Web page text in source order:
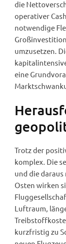
die
operativer
notwendige
umzusetzen.
eine
Trotz der
komplex. Die
und die
Osten wirken
Luftraum,
kurzfristig zu